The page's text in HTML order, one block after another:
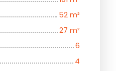
52 m²
27 m²
6
4